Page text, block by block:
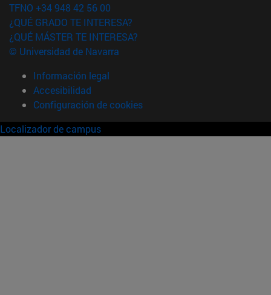
TFNO +34 948 42 56 00
¿QUÉ GRADO TE INTERESA?
¿QUÉ MÁSTER TE INTERESA?
© Universidad de Navarra
Información legal
Accesibilidad
Configuración de cookies
Localizador de campus